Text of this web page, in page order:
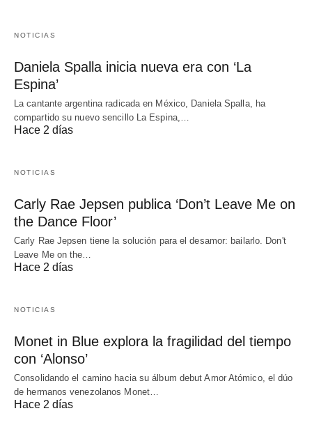
NOTICIAS
Daniela Spalla inicia nueva era con ‘La
Espina’
La cantante argentina radicada en México, Daniela Spalla, ha
compartido su nuevo sencillo La Espina,…
Hace 2 días
NOTICIAS
Carly Rae Jepsen publica ‘Don’t Leave Me on
the Dance Floor’
Carly Rae Jepsen tiene la solución para el desamor: bailarlo. Don't
Leave Me on the…
Hace 2 días
NOTICIAS
Monet in Blue explora la fragilidad del tiempo
con ‘Alonso’
Consolidando el camino hacia su álbum debut Amor Atómico, el dúo
de hermanos venezolanos Monet…
Hace 2 días